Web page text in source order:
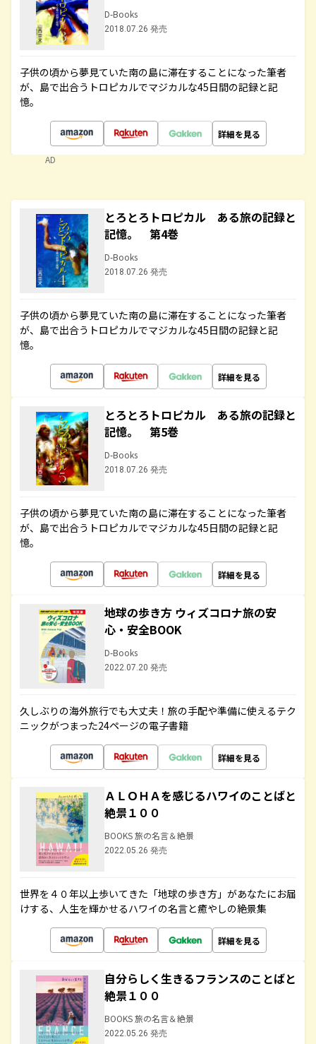
D-Books
2018.07.26 発売
子供の頃から夢見ていた南の島に滞在することになった筆者
が、島で出合うトロピカルでマジカルな45日間の記録と記
憶。
詳細を見る
AD
とろとろトロピカル ある旅の記録と
記憶。 第4巻
D-Books
2018.07.26 発売
子供の頃から夢見ていた南の島に滞在することになった筆者
が、島で出合うトロピカルでマジカルな45日間の記録と記
憶。
詳細を見る
とろとろトロピカル ある旅の記録と
記憶。 第5巻
D-Books
2018.07.26 発売
子供の頃から夢見ていた南の島に滞在することになった筆者
が、島で出合うトロピカルでマジカルな45日間の記録と記
憶。
詳細を見る
地球の歩き方 ウィズコロナ旅の安
心・安全BOOK
D-Books
2022.07.20 発売
久しぶりの海外旅行でも大丈夫！旅の手配や準備に使えるテク
ニックがつまった24ページの電子書籍
詳細を見る
ＡＬＯＨＡを感じるハワイのことばと
絶景１００
BOOKS 旅の名言＆絶景
2022.05.26 発売
世界を４０年以上歩いてきた「地球の歩き方」があなたにお届
けする、人生を輝かせるハワイの名言と癒やしの絶景集
詳細を見る
自分らしく生きるフランスのことばと
絶景１００
BOOKS 旅の名言＆絶景
2022.05.26 発売